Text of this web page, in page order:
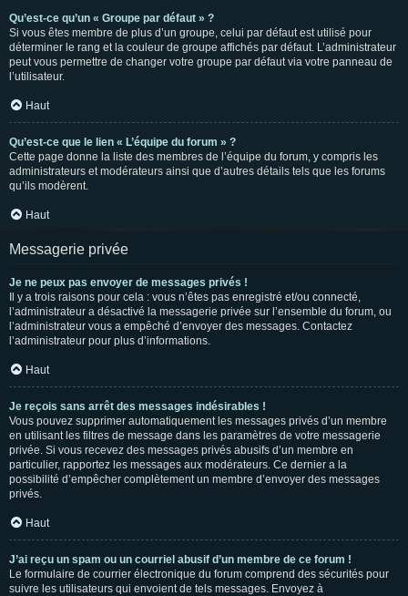
Qu’est-ce qu’un « Groupe par défaut » ?
Si vous êtes membre de plus d’un groupe, celui par défaut est utilisé pour
déterminer le rang et la couleur de groupe affichés par défaut. L’administrateur
peut vous permettre de changer votre groupe par défaut via votre panneau de
l’utilisateur.
Haut
Qu’est-ce que le lien « L’équipe du forum » ?
Cette page donne la liste des membres de l’équipe du forum, y compris les
administrateurs et modérateurs ainsi que d’autres détails tels que les forums
qu’ils modèrent.
Haut
Messagerie privée
Je ne peux pas envoyer de messages privés !
Il y a trois raisons pour cela : vous n’êtes pas enregistré et/ou connecté,
l’administrateur a désactivé la messagerie privée sur l’ensemble du forum, ou
l’administrateur vous a empêché d’envoyer des messages. Contactez
l’administrateur pour plus d’informations.
Haut
Je reçois sans arrêt des messages indésirables !
Vous pouvez supprimer automatiquement les messages privés d’un membre
en utilisant les filtres de message dans les paramètres de votre messagerie
privée. Si vous recevez des messages privés abusifs d’un membre en
particulier, rapportez les messages aux modérateurs. Ce dernier a la
possibilité d’empêcher complètement un membre d’envoyer des messages
privés.
Haut
J’ai reçu un spam ou un courriel abusif d’un membre de ce forum !
Le formulaire de courrier électronique du forum comprend des sécurités pour
suivre les utilisateurs qui envoient de tels messages. Envoyez à